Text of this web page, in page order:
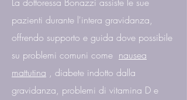
pazienti durante l'intera gravidanza,
offrendo supporto e guida dove possibile
su problemi comuni come nausea
mattutina , diabete indotto dalla
gravidanza, problemi di vitamina D e